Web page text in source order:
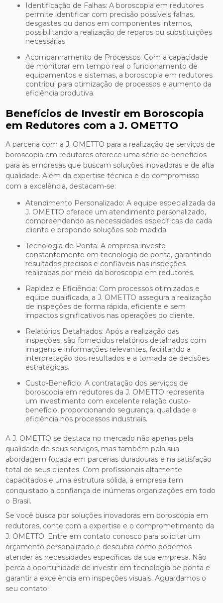
Identificação de Falhas: A boroscopia em redutores
permite identificar com precisão possíveis falhas,
desgastes ou danos em componentes internos,
possibilitando a realização de reparos ou substituições
necessárias.
Acompanhamento de Processos: Com a capacidade
de monitorar em tempo real o funcionamento de
equipamentos e sistemas, a boroscopia em redutores
contribui para otimização de processos e aumento da
eficiência produtiva.
Benefícios de Investir em Boroscopia
em Redutores com a J. OMETTO
A parceria com a J. OMETTO para a realização de serviços de
boroscopia em redutores oferece uma série de benefícios
para as empresas que buscam soluções inovadoras e de alta
qualidade. Além da expertise técnica e do compromisso
com a excelência, destacam-se:
Atendimento Personalizado: A equipe especializada da
J. OMETTO oferece um atendimento personalizado,
compreendendo as necessidades específicas de cada
cliente e propondo soluções sob medida.
Tecnologia de Ponta: A empresa investe
constantemente em tecnologia de ponta, garantindo
resultados precisos e confiáveis nas inspeções
realizadas por meio da boroscopia em redutores.
Rapidez e Eficiência: Com processos otimizados e
equipe qualificada, a J. OMETTO assegura a realização
de inspeções de forma rápida, eficiente e sem
impactos significativos nas operações do cliente.
Relatórios Detalhados: Após a realização das
inspeções, são fornecidos relatórios detalhados com
imagens e informações relevantes, facilitando a
interpretação dos resultados e a tomada de decisões
estratégicas.
Custo-Benefício: A contratação dos serviços de
boroscopia em redutores da J. OMETTO representa
um investimento com excelente relação custo-
benefício, proporcionando segurança, qualidade e
eficiência nos processos industriais.
A J. OMETTO se destaca no mercado não apenas pela
qualidade de seus serviços, mas também pela sua
abordagem focada em parcerias duradouras e na satisfação
total de seus clientes. Com profissionais altamente
capacitados e uma estrutura sólida, a empresa tem
conquistado a confiança de inúmeras organizações em todo
o Brasil.
Se você busca por soluções inovadoras em boroscopia em
redutores, conte com a expertise e o comprometimento da
J. OMETTO. Entre em contato conosco para solicitar um
orçamento personalizado e descubra como podemos
atender às necessidades específicas da sua empresa. Não
perca a oportunidade de investir em tecnologia de ponta e
garantir a excelência em inspeções visuais. Aguardamos o
seu contato!